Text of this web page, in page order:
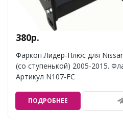
380р.
Фаркоп Лидер-Плюс для
(со ступенькой) 2005-2015.
Артикул N107-FC
ПОДРОБНЕЕ